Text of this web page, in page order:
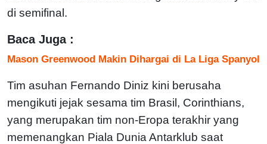
di semifinal.
Baca Juga :
Mason Greenwood Makin Dihargai di La Liga Spanyol
Tim asuhan Fernando Diniz kini berusaha
mengikuti jejak sesama tim Brasil, Corinthians,
yang merupakan tim non-Eropa terakhir yang
memenangkan Piala Dunia Antarklub saat